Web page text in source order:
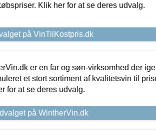
Klik her for at se deres udvalg.
på VinTilKostpris.dk
er en far og søn-virksomhed der
et stort sortiment af kvalitetsvin til
for at se deres udvalg.
på WintherVin.dk